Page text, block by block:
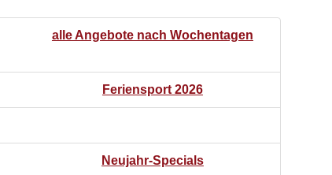
alle Angebote nach Wochentagen
Feriensport 2026
Neujahr-Specials